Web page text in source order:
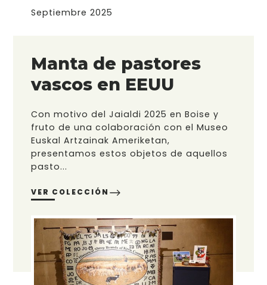
Septiembre 2025
Manta de pastores
vascos en EEUU
Con motivo del Jaialdi 2025 en Boise y
fruto de una colaboración con el Museo
Euskal Artzainak Ameriketan,
presentamos estos objetos de aquellos
pasto...
VER COLECCIÓN